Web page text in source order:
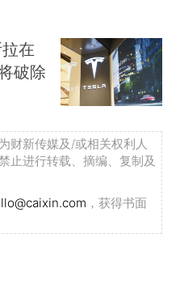
在
破除
财新传媒及/或相关权利人
止进行转载、摘编、复制及
，获得书面